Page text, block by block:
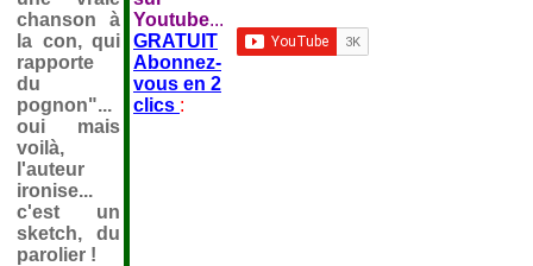
chanson à
la con, qui
rapporte
du
pognon"...
oui mais
voilà,
l'auteur
ironise...
c'est un
sketch, du
parolier !
Youtube...
GRATUIT
Abonnez-
vous en 2
clics :